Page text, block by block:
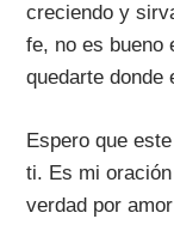
creciendo y
fe, no es bueno
quedarte donde
Espero que
ti. Es mi
verdad por